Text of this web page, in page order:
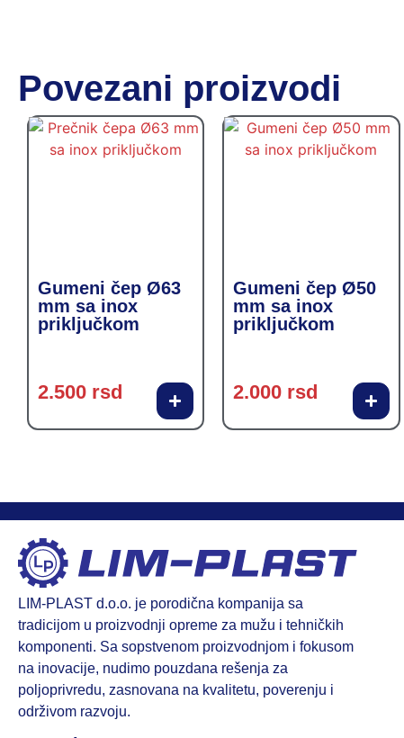
Povezani proizvodi
Gumeni čep Ø63
mm sa inox
priključkom
2.500 rsd
Gumeni čep Ø50
mm sa inox
priključkom
2.000 rsd
LIM-PLAST d.o.o. je porodična kompanija sa
tradicijom u proizvodnji opreme za mužu i tehničkih
komponenti. Sa sopstvenom proizvodnjom i fokusom
na inovacije, nudimo pouzdana rešenja za
poljoprivredu, zasnovana na kvalitetu, poverenju i
održivom razvoju.